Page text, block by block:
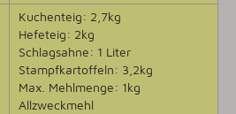
Kuchenteig: 2,7kg
Hefeteig: 2kg
Schlagsahne: 1 Liter
Stampfkartoffeln: 3,2kg
Max. Mehlmenge: 1kg
Allzweckmehl